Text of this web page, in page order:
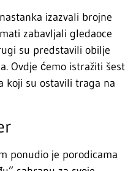
izazvali brojne
zabavljali gledaoce
su predstavili obilje
Ovdje ćemo istražiti šest
koji su ostavili traga na
ponudio je porodicama